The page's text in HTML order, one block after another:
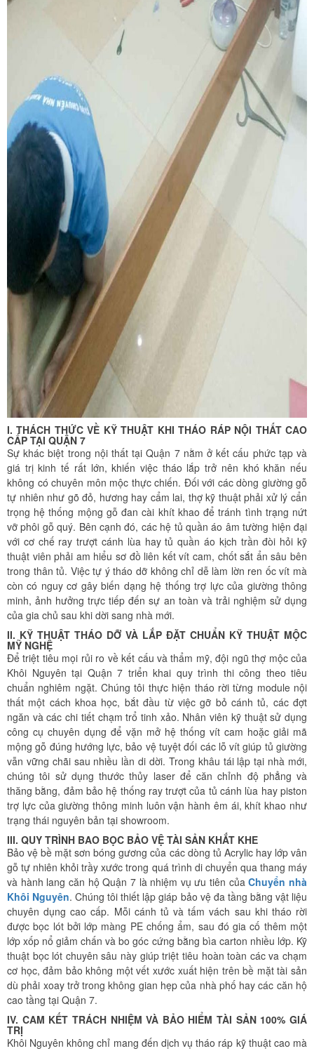
I. THÁCH THỨC VỀ KỸ THUẬT KHI THÁO RÁP NỘI THẤT CAO
CẤP TẠI QUẬN 7
Sự khác biệt trong nội thất tại Quận 7 nằm ở kết cấu phức tạp và
giá trị kinh tế rất lớn, khiến việc tháo lắp trở nên khó khăn nếu
không có chuyên môn mộc thực chiến. Đối với các dòng giường gỗ
tự nhiên như gõ đỏ, hương hay cẩm lai, thợ kỹ thuật phải xử lý cẩn
trọng hệ thống mộng gỗ đan cài khít khao để tránh tình trạng nứt
vỡ phôi gỗ quý. Bên cạnh đó, các hệ tủ quần áo âm tường hiện đại
với cơ chế ray trượt cánh lùa hay tủ quần áo kịch trần đòi hỏi kỹ
thuật viên phải am hiểu sơ đồ liên kết vít cam, chốt sắt ẩn sâu bên
trong thân tủ. Việc tự ý tháo dỡ không chỉ dễ làm lờn ren ốc vít mà
còn có nguy cơ gây biến dạng hệ thống trợ lực của giường thông
minh, ảnh hưởng trực tiếp đến sự an toàn và trải nghiệm sử dụng
của gia chủ sau khi dời sang nhà mới.
II. KỸ THUẬT THÁO DỠ VÀ LẮP ĐẶT CHUẨN KỸ THUẬT MỘC
MỸ NGHỆ
Để triệt tiêu mọi rủi ro về kết cấu và thẩm mỹ, đội ngũ thợ mộc của
Khôi Nguyên tại Quận 7 triển khai quy trình thi công theo tiêu
chuẩn nghiêm ngặt. Chúng tôi thực hiện tháo rời từng module nội
thất một cách khoa học, bắt đầu từ việc gỡ bỏ cánh tủ, các đợt
ngăn và các chi tiết chạm trổ tinh xảo. Nhân viên kỹ thuật sử dụng
công cụ chuyên dụng để vặn mở hệ thống vít cam hoặc giải mã
mộng gỗ đúng hướng lực, bảo vệ tuyệt đối các lỗ vít giúp tủ giường
vẫn vững chãi sau nhiều lần di dời. Trong khâu tái lập tại nhà mới,
chúng tôi sử dụng thước thủy laser để căn chỉnh độ phẳng và
thăng bằng, đảm bảo hệ thống ray trượt của tủ cánh lùa hay piston
trợ lực của giường thông minh luôn vận hành êm ái, khít khao như
trạng thái nguyên bản tại showroom.
III. QUY TRÌNH BAO BỌC BẢO VỆ TÀI SẢN KHẮT KHE
Bảo vệ bề mặt sơn bóng gương của các dòng tủ Acrylic hay lớp vân
gỗ tự nhiên khỏi trầy xước trong quá trình di chuyển qua thang máy
và hành lang căn hộ Quận 7 là nhiệm vụ ưu tiên củaChuyển nhà
Khôi Nguyên. Chúng tôi thiết lập giáp bảo vệ đa tầng bằng vật liệu
chuyên dụng cao cấp. Mỗi cánh tủ và tấm vách sau khi tháo rời
được bọc lót bởi lớp màng PE chống ẩm, sau đó gia cố thêm một
lớp xốp nổ giảm chấn và bo góc cứng bằng bìa carton nhiều lớp. Kỹ
thuật bọc lót chuyên sâu này giúp triệt tiêu hoàn toàn các va chạm
cơ học, đảm bảo không một vết xước xuất hiện trên bề mặt tài sản
dù phải xoay trở trong không gian hẹp của nhà phố hay các căn hộ
cao tầng tại Quận 7.
IV. CAM KẾT TRÁCH NHIỆM VÀ BẢO HIỂM TÀI SẢN 100% GIÁ
TRỊ
Khôi Nguyên không chỉ mang đến dịch vụ tháo ráp kỹ thuật cao mà